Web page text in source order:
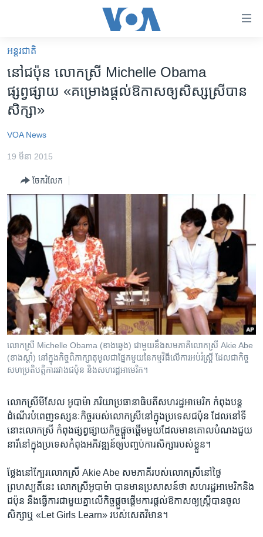
គេហទំព័រ​
ទាក់ទង
និង​
ចូល​
ទំព័រ​
ព័ត៌មាន​​
រំលង​
និង​
ចូល​
ទៅ​
ទំព័រ​
សម្ព័ន្ធ​
រំលង​
និង​
ចូល​
ទៅ​
កាន់​
ទំព័រ​
អន្តរជាតិ
អាមេរិក
ព្រឹត្តិការណ៍ព័ត៌មាន
ទូរទស្សន៍ / វីដេអូ​
វិទ្យុ / ផតខាសថ៍
កម្មវិធីទាំងអស់
Khmer English
បណ្តាញ​សង្គម
ភាសា
អន្តរជាតិ
នៅ​ជប៉ុន​ លោក​ស្រី​ Michelle Obama ​
ផ្សព្វផ្សាយ​ «គម្រោងផ្តល់ឱកាសឲ្យសិស្សស្រីបាន
សិក្សា»
VOA News
19 មីនា 2015
ចែករំលែក
លោក​ស្រី​ Michelle Obama (ខាងឆ្វេង) ជាមួយ​នឹង​សមភាគី​លោកស្រី​ Akie Abe
(ខាងស្តាំ) នៅ​ក្នុង​កិច្ច​ពិភាក្សា​តុ​មូល​​ជា​ផ្នែក​មួយ​នៃ​កម្មវិធី​លើ​ការ​អប់រំ​ស្រ្តី​ ដែល​ជា​កិច្ច​
សហប្រតិបត្តិការ​រវាង​ជប៉ុន​ និង​សហរដ្ឋអាមេរិក។
លោកស្រី​មីសែល​ អូបាម៉ា ​ភរិយា​ប្រធានាធិបតី​សហរដ្ឋ​អាមេរិក​ ​កំពុង​បន្ត​
ដំណើរ​បំពេញ​ទស្សនៈ​កិច្ចរបស់​លោកស្រី​នៅ​ក្នុង​ប្រទេស​ជប៉ុន ​ដែល​នៅ​ទី​
នោះ​លោកស្រី កំពុង​ផ្សព្វផ្សាយ​កិច្ច​ផ្តួចផ្តើមមួយ​ដែល​មាន​គោល​បំណង​ជួយ​
នារី​នៅ​ក្នុង​ប្រទេស​កំពុង​អភិវឌ្ឍន៍​ឲ្យ​បញ្ចប់​ការ​សិក្សា​របស់​ខ្លួន។
ថ្លែង​នៅ​ក្បែរ​លោកស្រី Akie Abe សមភាគី​របស់​លោកស្រី​នៅ​ថ្ងៃ​
ព្រហស្បតិ៍​នេះ ​លោកស្រី​អូបាម៉ា ​បាន​មាន​ប្រសាសន៍​ថា ​សហរដ្ឋ​អាមេរិក​និង​
ជប៉ុន ​នឹង​ធ្វើ​ការ​ជាមួយ​គ្នា​លើ​កិច្ចផ្តួចផ្តើម​ការ​ផ្តល់​ឱកាស​ឲ្យ​ស្រ្តី​បាន​ចូល​
សិក្សា​ឬ «Let Girls Learn» របស់​សេតវិមាន។